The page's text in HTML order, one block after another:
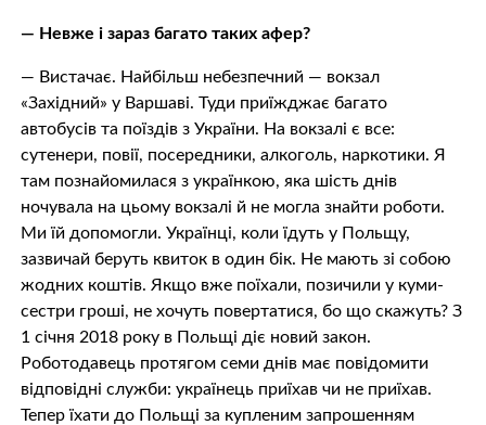
— Невже і зараз багато таких афер?
— Вистачає. Найбільш небезпечний — вокзал
«Західний» у Варшаві. Туди приїжджає багато
автобусів та поїздів з України. На вокзалі є все:
сутенери, повії, посередники, алкоголь, наркотики. Я
там познайомилася з українкою, яка шість днів
ночувала на цьому вокзалі й не могла знайти роботи.
Ми їй допомогли. Українці, коли їдуть у Польщу,
зазвичай беруть квиток в один бік. Не мають зі собою
жодних коштів. Якщо вже поїхали, позичили у куми-
сестри гроші, не хочуть повертатися, бо що скажуть? З
1 січня 2018 року в Польщі діє новий закон.
Роботодавець протягом семи днів має повідомити
відповідні служби: українець приїхав чи не приїхав.
Тепер їхати до Польщі за купленим запрошенням